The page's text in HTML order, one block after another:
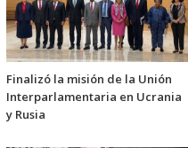
Finalizó la misión de la Unión
Interparlamentaria en Ucrania
y Rusia